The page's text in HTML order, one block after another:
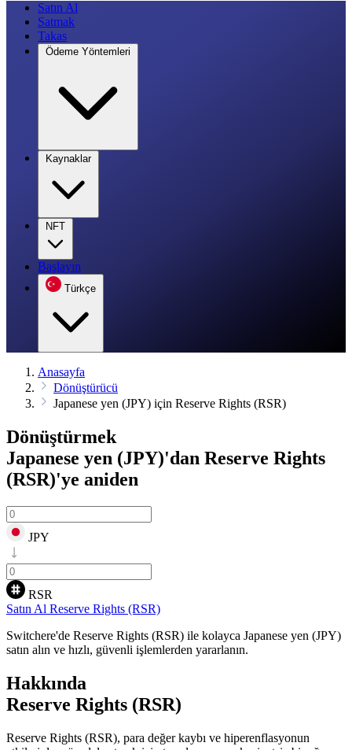
Satın Al
Satmak
Takas
Ödeme Yöntemleri
Kaynaklar
NFT
Başlayın
Türkçe
Anasayfa
Dönüştürücü
Japanese yen (JPY) için Reserve Rights (RSR)
Dönüştürmek
Japanese yen (JPY)'dan Reserve Rights
(RSR)'ye aniden
JPY
RSR
Satın Al Reserve Rights (RSR)
Switchere'de Reserve Rights (RSR) ile kolayca Japanese yen (JPY)
satın alın ve hızlı, güvenli işlemlerden yararlanın.
Hakkında
Reserve Rights (RSR)
Reserve Rights (RSR), para değer kaybı ve hiperenflasyonun